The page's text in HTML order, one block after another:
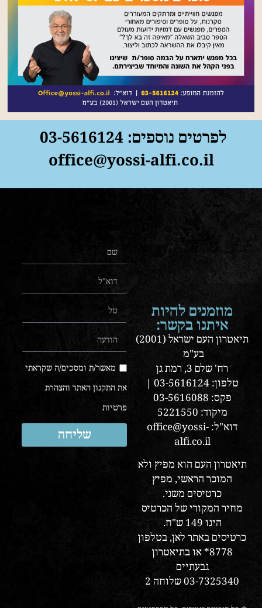
לפרטים נוספים: 03-5616124
office@yossi-alfi.co.il
מוזמנים להיות
איתנו בקשר:
תיאטרון העם ישראל (2001)
בע"מ
רח' שלם 3, רמת גן
טלפון: 03-5616124 |
פקס: 03-5616088
מיקוד: 5221550
דוא"ל: office@yossi-
alfi.co.il
תיאטרון העם הוא מפיץ ולא
המוכר הראשי, מפיץ
כרטיסים משני.
מחיר המקורי של הכרטיס
הינו 149 ש"ח.
כרטיסים באתר לאן, בטלפון
8778* או בתיאטרון
גבעתיים
03-7325340 שלוחה 2
מאשר/ת ומסכים/ה שקראתי
את התקנון האתר והצהרת
פרטיות
שליחה